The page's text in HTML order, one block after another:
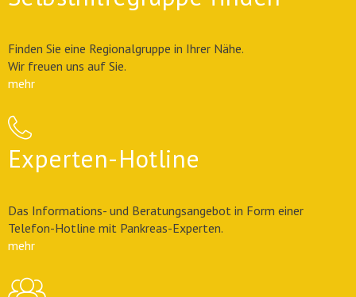
Finden Sie eine Regionalgruppe in Ihrer Nähe.
Wir freuen uns auf Sie.
mehr
Experten-Hotline
Das Informations- und Beratungsangebot in Form einer
Telefon-Hotline mit Pankreas-Experten.
mehr